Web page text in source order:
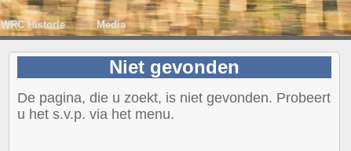
WRC Historie Media
Niet gevonden
De pagina, die u zoekt, is niet gevonden. Probeert
u het s.v.p. via het menu.